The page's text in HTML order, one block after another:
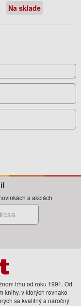
Na sklade
a akciách
trhu od roku 1991. Od
knihy, v ktorých rovnako
sa kvalitný a náročný